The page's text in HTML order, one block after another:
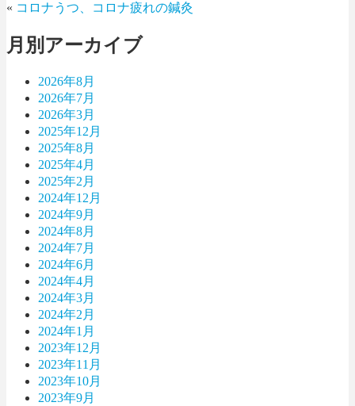
« コロナうつ、コロナ疲れの鍼灸
月別アーカイブ
2026年8月
2026年7月
2026年3月
2025年12月
2025年8月
2025年4月
2025年2月
2024年12月
2024年9月
2024年8月
2024年7月
2024年6月
2024年4月
2024年3月
2024年2月
2024年1月
2023年12月
2023年11月
2023年10月
2023年9月